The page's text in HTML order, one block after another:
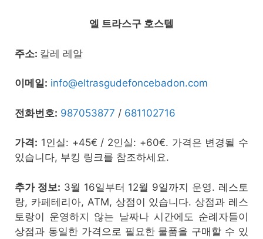
엘 트라스구 호스텔
주소: 칼레 레알
이메일: info@eltrasgudefoncebadon.com
전화번호: 987053877 / 681102716
가격: 1인실: +45€ / 2인실: +60€. 가격은 변경될 수
있습니다, 부킹 링크를 참조하세요.
추가 정보: 3월 16일부터 12월 9일까지 운영. 레스토
랑, 카페테리아, ATM, 상점이 있습니다. 상점과 레스
토랑이 운영하지 않는 날짜나 시간에도 순례자들이
상점과 동일한 가격으로 필요한 물품을 구매할 수 있